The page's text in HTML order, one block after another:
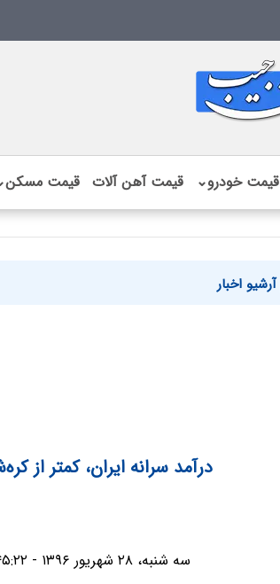
قیمت خودرو⌄ قیمت آهن آلات قیمت مسکن
آرشیو اخبار
درآمد سرانه ایران، کمتر از
سه شنبه، ۲۸ شهریور ۱۳۹۶ - ۰۸:۴۵:۲۲